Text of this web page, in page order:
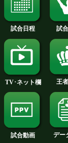
森脇
ユン
ス